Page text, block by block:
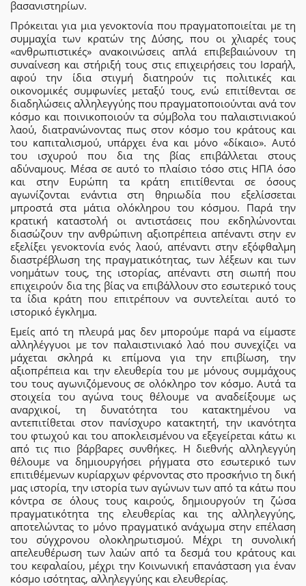
βασανιστηρίων.
Πρόκειται για μια γενοκτονία που πραγματοποιείται με τη
συμμαχία των κρατών της Δύσης, που οι χλιαρές τους
«ανθρωπιστικές» ανακοινώσεις απλά επιβεβαιώνουν τη
συναίνεση και στήριξή τους στις επιχειρήσεις του Ισραήλ,
αφού την ίδια στιγμή διατηρούν τις πολιτικές και
οικονομικές συμφωνίες μεταξύ τους, ενώ επιτίθενται σε
διαδηλώσεις αλληλεγγύης που πραγματοποιούνται ανά τον
κόσμο και ποινικοποιούν τα σύμβολα του παλαιστινιακού
λαού, διατρανώνοντας πως στον κόσμο του κράτους και
του καπιταλισμού, υπάρχει ένα και μόνο «δίκαιο». Αυτό
του ισχυρού που δια της βίας επιβάλλεται στους
αδύναμους. Μέσα σε αυτό το πλαίσιο τόσο στις ΗΠΑ όσο
και στην Ευρώπη τα κράτη επιτίθενται σε όσους
αγωνίζονται ενάντια στη θηριωδία που εξελίσσεται
μπροστά στα μάτια ολόκληρου του κόσμου. Παρά την
κρατική καταστολή οι αντιστάσεις που εκδηλώνονται
διασώζουν την ανθρώπινη αξιοπρέπεια απέναντι στην εν
εξελίξει γενοκτονία ενός λαού, απέναντι στην εξόφθαλμη
διαστρέβλωση της πραγματικότητας, των λέξεων και των
νοημάτων τους, της ιστορίας, απέναντι στη σιωπή που
επιχειρούν δια της βίας να επιβάλλουν στο εσωτερικό τους
τα ίδια κράτη που επιτρέπουν να συντελείται αυτό το
ιστορικό έγκλημα.
Εμείς από τη πλευρά μας δεν μπορούμε παρά να είμαστε
αλληλέγγυοι με τον παλαιστινιακό λαό που συνεχίζει να
μάχεται σκληρά κι επίμονα για την επιβίωση, την
αξιοπρέπεια και την ελευθερία του με μόνους συμμάχους
του τους αγωνιζόμενους σε ολόκληρο τον κόσμο. Αυτά τα
στοιχεία του αγώνα τους θέλουμε να αναδείξουμε ως
αναρχικοί, τη δυνατότητα του κατακτημένου να
αντεπιτίθεται στον πανίσχυρο κατακτητή, την ικανότητα
του φτωχού και του αποκλεισμένου να εξεγείρεται κάτω κι
από τις πιο βάρβαρες συνθήκες. Η διεθνής αλληλεγγύη
θέλουμε να δημιουργήσει ρήγματα στο εσωτερικό των
επιτιθέμενων κυρίαρχων φέρνοντας στο προσκήνιο τη δική
μας ιστορία, την ιστορία των αγώνων των από τα κάτω που
κόντρα σε όλους τους καιρούς, δημιουργούν τη ζώσα
πραγματικότητα της ελευθερίας και της αλληλεγγύης,
αποτελώντας το μόνο πραγματικό ανάχωμα στην επέλαση
του σύγχρονου ολοκληρωτισμού. Μέχρι τη συνολική
απελευθέρωση των λαών από τα δεσμά του κράτους και
του κεφαλαίου, μέχρι την Κοινωνική επανάσταση για έναν
κόσμο ισότητας, αλληλεγγύης και ελευθερίας.